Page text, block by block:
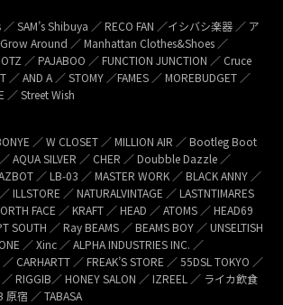
SAM’s Shibuya ／ RECO FAN ／イシバシ楽器 ／ ア
Around ／ Manhattan Clothes&Shoes ／
／ PAJABOO ／ FUNCTION JUNCTION ／ Cruce
／ AND A ／ STOMY ／FAMES ／ MOREBUDGET ／
／ Street Wish
／ W CLOSET ／ MILLION AIR ／ Bootleg Boot
AQUA SILVER ／ CHER ／ Doubble Dazzle ／
／ LB-03 ／ MASTER WORK ／ BLACK ANNY ／
ILLSTORE ／ NATURALVINTAGE ／ LASTNTIMARES
FACE ／ KRAFT ／ HEAD ／ ATOMS ／ HEAD69
SOUTH ／ Ray BEAMS ／ BEAMS BOY ／ UNSELTISH
／ Xinc ／ ALPHA INDUSTRIES INC. ／
CARHARTT ／ FREAK’S STORE ／ 55DSL TOKYO ／
RIGGIB／ HONEY SALON ／ IZREEL ／ ライカ飲食
原宿 ／ TABASA